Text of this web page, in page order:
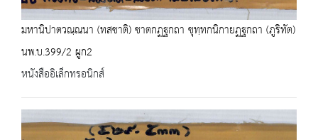
มหานิปาตวณฺณนา (ทสชาติ) ชาตกฏฐกถา ขุทฺทกนิกายฏฐกถา (ภูริทัต)
นพ.บ.399/2 ผูก2
หนังสืออิเล็กทรอนิกส์